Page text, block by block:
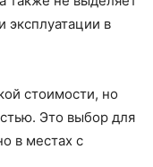
эксплуатации в
стоимости, но
Это выбор для
в местах с